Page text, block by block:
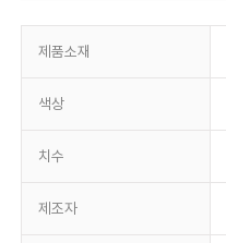
제품소재
색상
치수
제조자